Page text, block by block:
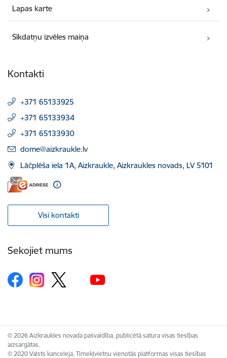
Lapas karte
Sīkdatņu izvēles maiņa
Kontakti
+371 65133925
+371 65133934
+371 65133930
E-pasts:
dome@aizkraukle.lv
Lāčplēša iela 1A, Aizkraukle, Aizkraukles novads, LV 5101
Visi kontakti
Sekojiet mums
© 2026 Aizkraukles novada pašvaldība, publicētā satura visas tiesības
aizsargātas.
© 2020 Valsts kanceleja, Tīmekļvietņu vienotās platformas visas tiesības